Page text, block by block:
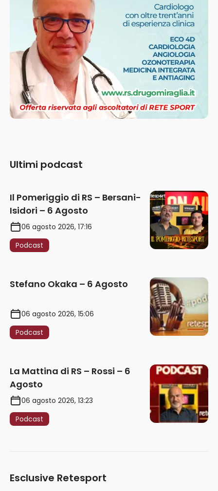
Ultimi podcast
Il Pomeriggio di RS – Bersani-
Isidori – 6 Agosto
06 agosto 2026, 17:16
Podcast
Stefano Okaka – 6 Agosto
06 agosto 2026, 15:06
Podcast
La Mattina di RS – Rossi – 6
Agosto
06 agosto 2026, 13:23
Podcast
Esclusive Retesport